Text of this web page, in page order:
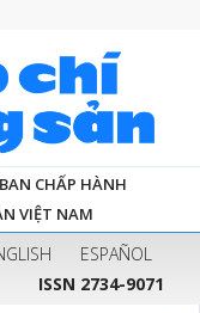
CHẤP HÀNH
VIỆT NAM
ESPAÑOL
ISSN 2734-9071